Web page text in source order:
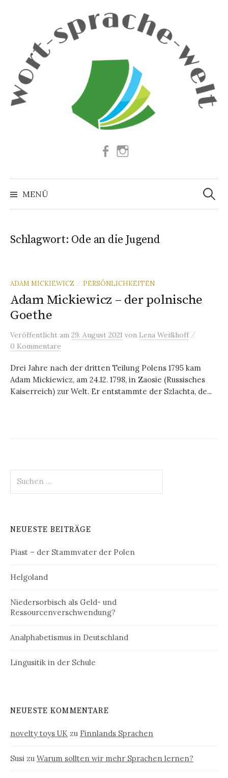
Facebook
MENÜ
Suchen
nach:
Schlagwort: Ode an die Jugend
ADAM MICKIEWICZ / PERSÖNLICHKEITEN
Adam Mickiewicz – der polnische
Goethe
Veröffentlicht am 29. August 2021 von Lena Weißhoff /
0 Kommentare
Drei Jahre nach der dritten Teilung Polens 1795 kam
Adam Mickiewicz, am 24.12. 1798, in Zaosie (Russisches
Kaiserreich) zur Welt. Er entstammte der Szlachta, de...
nach:
NEUESTE BEITRÄGE
Piast – der Stammvater der Polen
Helgoland
Niedersorbisch als Geld- und
Ressourcenverschwendung?
Analphabetismus in Deutschland
Lingusitik in der Schule
NEUESTE KOMMENTARE
novelty toys UK zu Finnlands Sprachen
Susi zu Warum sollten wir mehr Sprachen lernen?